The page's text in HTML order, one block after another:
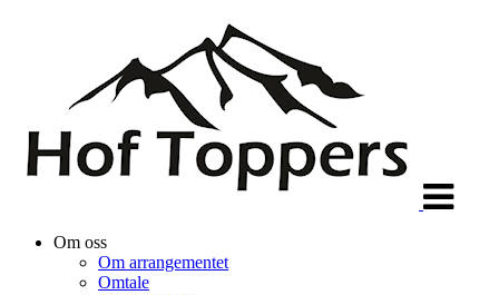
Om oss
Om arrangementet
Omtale